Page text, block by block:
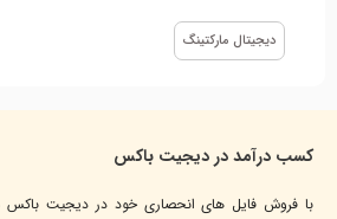
دیجیتال مارکتینگ
کسب درآمد در دیجیت باکس
با فروش فایل های انحصاری خود در دیجیت باکس